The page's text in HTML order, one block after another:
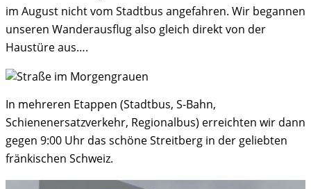
im August nicht vom Stadtbus angefahren. Wir begannen
unseren Wanderausflug also gleich direkt von der
Haustüre aus….
In mehreren Etappen (Stadtbus, S-Bahn,
Schienenersatzverkehr, Regionalbus) erreichten wir dann
gegen 9:00 Uhr das schöne Streitberg in der geliebten
fränkischen Schweiz.